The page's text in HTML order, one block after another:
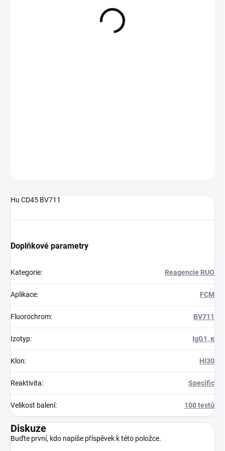
Hu CD45 BV711
Doplňkové parametry
Kategorie: Reagencie RUO
Aplikace: FCM
Fluorochrom: BV711
Izotyp: IgG1, κ
Klon: HI30
Reaktivita: Specific
Velikost balení: 100 testů
Diskuze
Buďte první, kdo napíše příspěvek k této položce.